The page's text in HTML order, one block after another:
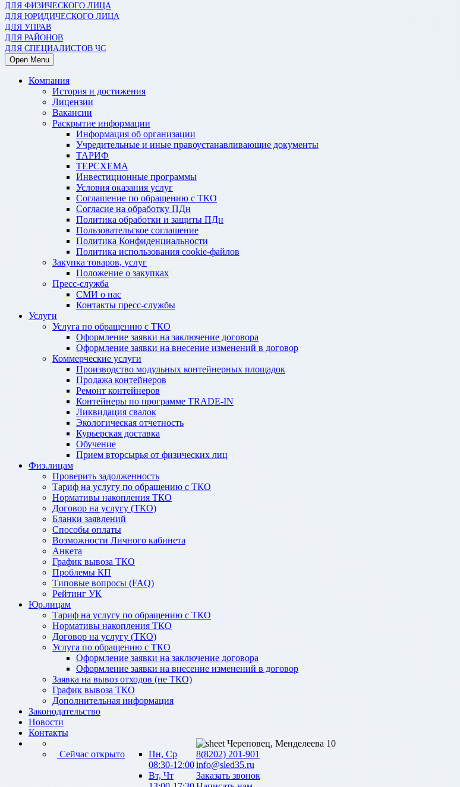
ДЛЯ ФИЗИЧЕСКОГО ЛИЦА
ДЛЯ ЮРИДИЧЕСКОГО ЛИЦА
ДЛЯ УПРАВ
ДЛЯ РАЙОНОВ
ДЛЯ СПЕЦИАЛИСТОВ ЧС
Open Menu
Компания
История и достижения
Лицензии
Вакансии
Раскрытие информации
Информация об организации
Учредительные и иные правоустанавливающие документы
ТАРИФ
ТЕРСХЕМА
Инвестиционные программы
Условия оказания услуг
Соглашение по обращению с ТКО
Согласие на обработку ПДн
Политика обработки и защиты ПДн
Пользовательское соглашение
Политика Конфиденциальности
Политика использования cookie-файлов
Закупка товаров, услуг
Положение о закупках
Пресс-служба
СМИ о нас
Контакты пресс-службы
Услуги
Услуга по обращению с ТКО
Оформление заявки на заключение договора
Оформление заявки на внесение изменений в договор
Коммерческие услуги
Производство модульных контейнерных площадок
Продажа контейнеров
Ремонт контейнеров
Контейнеры по программе TRADE-IN
Ликвидация свалок
Экологическая отчетность
Курьерская доставка
Обучение
Прием вторсырья от физических лиц
Физ.лицам
Проверить задолженность
Тариф на услугу по обращению с ТКО
Нормативы накопления ТКО
Договор на услугу (ТКО)
Бланки заявлений
Способы оплаты
Возможности Личного кабинета
Анкета
График вывоза ТКО
Проблемы КП
Типовые вопросы (FAQ)
Рейтинг УК
Юр.лицам
Тариф на услугу по обращению с ТКО
Нормативы накопления ТКО
Договор на услугу (ТКО)
Услуга по обращению с ТКО
Оформление заявки на заключение договора
Оформление заявки на внесение изменений в договор
Заявка на вывоз отходов (не ТКО)
График вывоза ТКО
Дополнительная информация
Законодательство
Новости
Контакты
Сейчас открыто
Пн, Ср
08:30-12:00
Вт, Чт
Череповец, Менделеева 10
8(8202) 201-901
info@sled35.ru
Заказать звонок